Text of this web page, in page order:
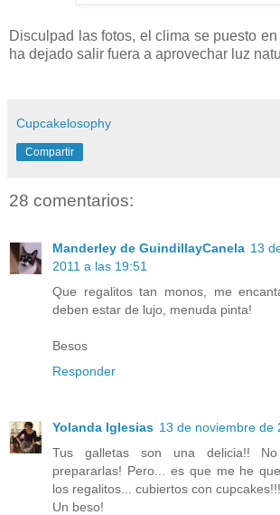
Disculpad las fotos, el clima se puesto
ha dejado salir fuera a aprovechar luz
Cupcakelosophy
Compartir
28 comentarios:
Manderley de GuindillayCanela 13
2011 a las 19:51
Que regalitos tan monos, me
deben estar de lujo, menuda pinta!
Besos
Responder
Yolanda Iglesias 13 de noviembre de
Tus galletas son una delicia!!
prepararlas! Pero... es que me he
los regalitos... cubiertos con
Un beso!